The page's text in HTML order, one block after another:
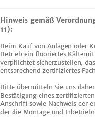
Hinweis gemäß
11):
Beim Kauf von Anlagen oder
Betrieb ein fluoriertes
verpflichtet sicherzustellen,
entsprechend zertifiziertes
Bitte übermitteln Sie uns
Bestätigung eines
Anschrift sowie Nachweis der
der die Montage und